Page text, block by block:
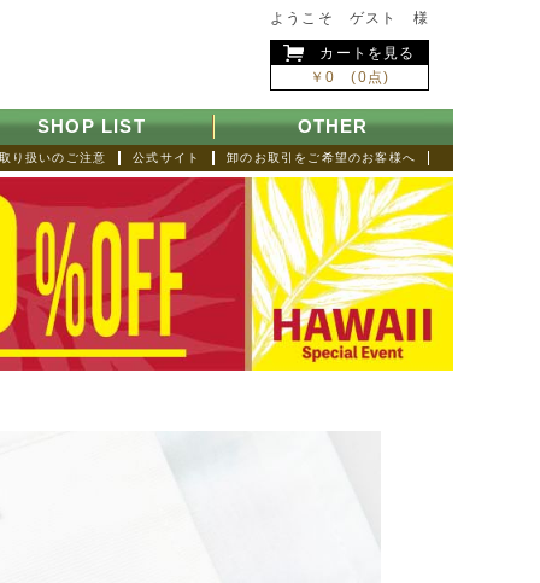
ようこそ ゲスト 様
カートを見る
￥0 (0点)
SHOP LIST OTHER
卸のお取引をご希望のお客様へ
公式サイト
り扱いのご注意